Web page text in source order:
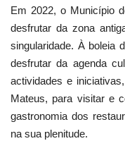
Em 2022, o Município
desfrutar da zona
singularidade. À boleia
desfrutar da agenda
actividades e
Mateus, para visitar e
gastronomia dos
na sua plenitude.